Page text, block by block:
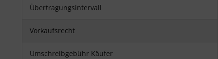
Übertragungsintervall
Vorkaufsrecht
Umschreibgebühr Käufer